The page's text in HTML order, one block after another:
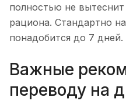
полностью не
рациона. Стандартно
понадобится до 7 дней.
Важные
переводу на